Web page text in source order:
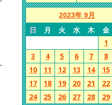
2023年 9月
日
月 火 水 木 金
1
3
4 5 6 7 8
10
11 12 13 14 15
17
18 19 20 21 22
24
25 26 27 28 29